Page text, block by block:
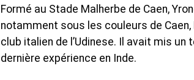
Formé au Stade Malherbe de Caen,
notamment sous les couleurs de
club italien de l’Udinese. Il avait mis
dernière expérience en Inde.